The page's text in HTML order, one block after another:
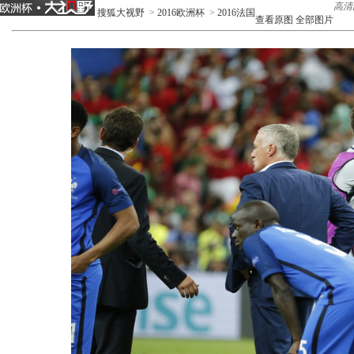
搜狐大视野 > 2016欧洲杯 > 2016法国
高
查看原图 全部图片